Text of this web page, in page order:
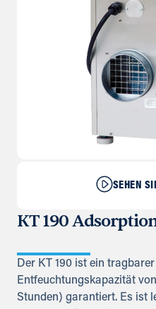
SEHEN
KT 190
Der KT 190 ist ein
Entfeuchtungskapazität
Stunden) garantiert. Es ist